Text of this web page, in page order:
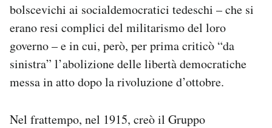
bolscevichi ai socialdemocratici tedeschi – che si
erano resi complici del militarismo del loro
governo – e in cui, però, per prima criticò “da
sinistra” l’abolizione delle libertà democratiche
messa in atto dopo la rivoluzione d’ottobre.
Nel frattempo, nel 1915, creò il Gruppo